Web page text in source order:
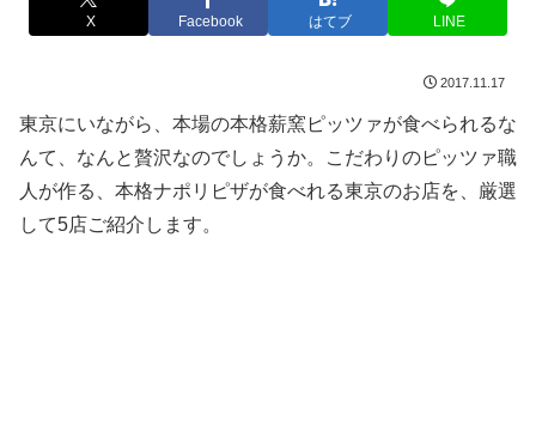
X Facebook はてブ LINE
2017.11.17
東京にいながら、本場の本格薪窯ピッツァが食べられるな
んて、なんと贅沢なのでしょうか。こだわりのピッツァ職
人が作る、本格ナポリピザが食べれる東京のお店を、厳選
して5店ご紹介します。